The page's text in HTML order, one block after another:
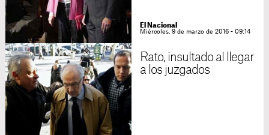
El Nacional
Miércoles, 9 de marzo de 2016 - 09:14
Rato, insultado al llegar
a los juzgados